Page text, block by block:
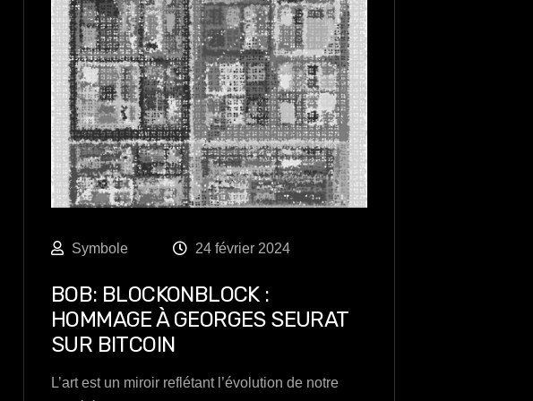
Symbole 24 février 2024
BOB: BLOCKONBLOCK :
HOMMAGE À GEORGES SEURAT
SUR BITCOIN
L’art est un miroir reflétant l’évolution de notre